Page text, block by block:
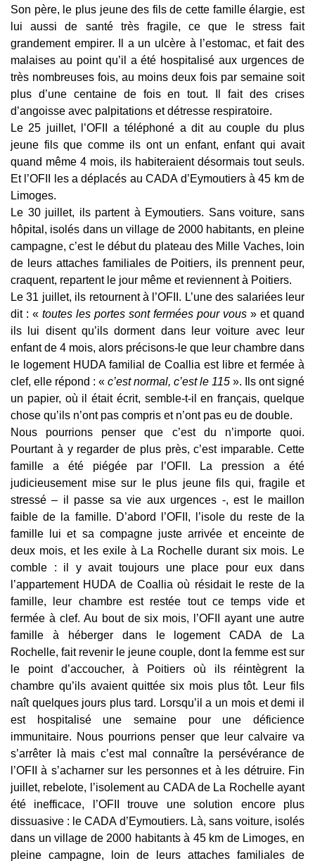
Son père, le plus jeune des fils de cette famille élargie, est
lui aussi de santé très fragile, ce que le stress fait
grandement empirer. Il a un ulcère à l’estomac, et fait des
malaises au point qu’il a été hospitalisé aux urgences de
très nombreuses fois, au moins deux fois par semaine soit
plus d’une centaine de fois en tout. Il fait des crises
d’angoisse avec palpitations et détresse respiratoire.
Le 25 juillet, l’OFII a téléphoné a dit au couple du plus
jeune fils que comme ils ont un enfant, enfant qui avait
quand même 4 mois, ils habiteraient désormais tout seuls.
Et l’OFII les a déplacés au CADA d’Eymoutiers à 45 km de
Limoges.
Le 30 juillet, ils partent à Eymoutiers. Sans voiture, sans
hôpital, isolés dans un village de 2000 habitants, en pleine
campagne, c’est le début du plateau des Mille Vaches, loin
de leurs attaches familiales de Poitiers, ils prennent peur,
craquent, repartent le jour même et reviennent à Poitiers.
Le 31 juillet, ils retournent à l’OFII. L’une des salariées leur
dit : « toutes les portes sont fermées pour vous » et quand
ils lui disent qu’ils dorment dans leur voiture avec leur
enfant de 4 mois, alors précisons-le que leur chambre dans
le logement HUDA familial de Coallia est libre et fermée à
clef, elle répond : « c’est normal, c’est le 115 ». Ils ont signé
un papier, où il était écrit, semble-t-il en français, quelque
chose qu’ils n’ont pas compris et n’ont pas eu de double.
Nous pourrions penser que c’est du n’importe quoi.
Pourtant à y regarder de plus près, c’est imparable. Cette
famille a été piégée par l’OFII. La pression a été
judicieusement mise sur le plus jeune fils qui, fragile et
stressé – il passe sa vie aux urgences -, est le maillon
faible de la famille. D’abord l’OFII, l’isole du reste de la
famille lui et sa compagne juste arrivée et enceinte de
deux mois, et les exile à La Rochelle durant six mois. Le
comble : il y avait toujours une place pour eux dans
l’appartement HUDA de Coallia où résidait le reste de la
famille, leur chambre est restée tout ce temps vide et
fermée à clef. Au bout de six mois, l’OFII ayant une autre
famille à héberger dans le logement CADA de La
Rochelle, fait revenir le jeune couple, dont la femme est sur
le point d’accoucher, à Poitiers où ils réintègrent la
chambre qu’ils avaient quittée six mois plus tôt. Leur fils
naît quelques jours plus tard. Lorsqu’il a un mois et demi il
est hospitalisé une semaine pour une déficience
immunitaire. Nous pourrions penser que leur calvaire va
s’arrêter là mais c’est mal connaître la persévérance de
l’OFII à s’acharner sur les personnes et à les détruire. Fin
juillet, rebelote, l’isolement au CADA de La Rochelle ayant
été inefficace, l’OFII trouve une solution encore plus
dissuasive : le CADA d’Eymoutiers. Là, sans voiture, isolés
dans un village de 2000 habitants à 45 km de Limoges, en
pleine campagne, loin de leurs attaches familiales de